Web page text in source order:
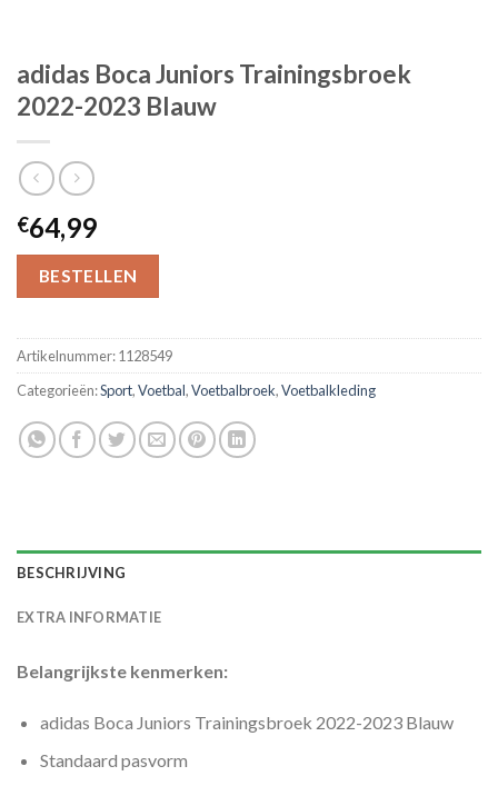
adidas Boca Juniors Trainingsbroek
2022-2023 Blauw
€64,99
BESTELLEN
Artikelnummer:1128549
Categorieën:Sport,Voetbal,Voetbalbroek,Voetbalkleding
BESCHRIJVING
EXTRA INFORMATIE
Belangrijkste kenmerken:
adidas Boca Juniors Trainingsbroek 2022-2023 Blauw
Standaard pasvorm